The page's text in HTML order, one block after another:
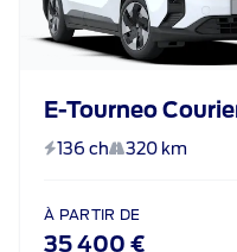
E-Tourneo
136 ch 320 km
À PARTIR DE
35 400 €